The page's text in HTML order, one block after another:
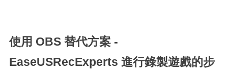
使用 OBS 替代方案 -
EaseUSRecExperts 進行錄製遊戲的步